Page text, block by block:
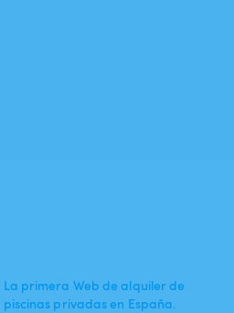
La primera Web de alquiler de
piscinas privadas en España.